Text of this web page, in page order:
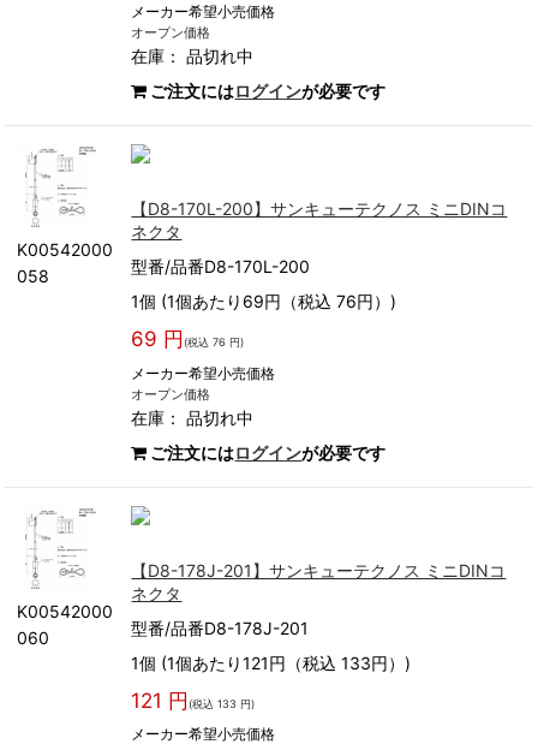
メーカー希望小売価格
オープン価格
在庫：品切れ中
ご注文にはログインが必要です
K00542000
058
【D8-170L-200】サンキューテクノス ミニDINコ
ネクタ
型番/品番D8-170L-200
1個 (1個あたり69円（税込 76円）)
69 円 (税込 76 円)
メーカー希望小売価格
オープン価格
在庫：品切れ中
ご注文にはログインが必要です
K00542000
060
【D8-178J-201】サンキューテクノス ミニDINコ
ネクタ
型番/品番D8-178J-201
1個 (1個あたり121円（税込 133円）)
121 円 (税込 133 円)
メーカー希望小売価格